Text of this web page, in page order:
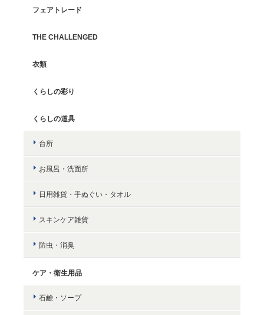
フェアトレード
THE CHALLENGED
衣類
くらしの彩り
くらしの道具
台所
お風呂・洗面所
日用雑貨・手ぬぐい・タオル
スキンケア雑貨
防虫・消臭
ケア・衛生用品
石鹸・ソープ